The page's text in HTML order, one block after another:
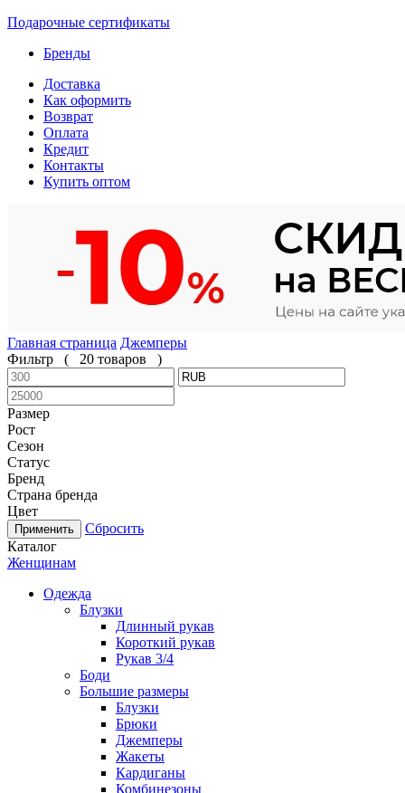
Подарочные сертификаты
Бренды
Доставка
Как оформить
Возврат
Оплата
Кредит
Контакты
Купить оптом
Главная страница Джемперы
Фильтр
( 20 товаров )
Размер
Рост
Сезон
Статус
Бренд
Страна бренда
Цвет
Сбросить
Каталог
Женщинам
Одежда
Блузки
Длинный рукав
Короткий рукав
Рукав 3/4
Боди
Большие размеры
Блузки
Брюки
Джемперы
Жакеты
Кардиганы
Комбинезоны